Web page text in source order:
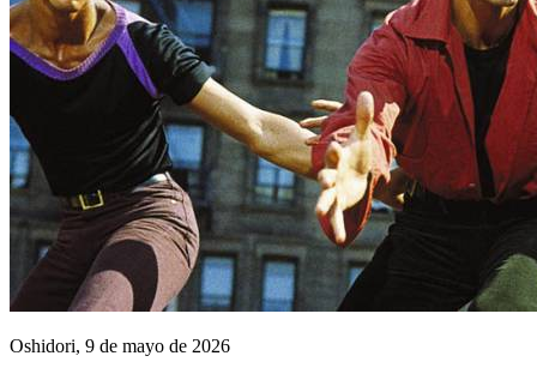
Oshidori, 9 de mayo de 2026